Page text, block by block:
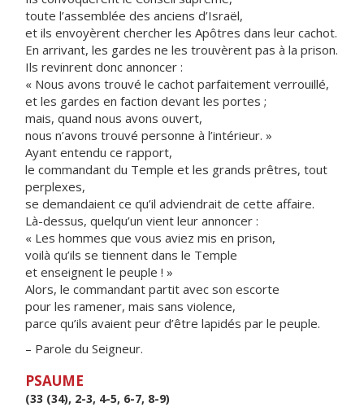
toute l’assemblée des anciens d’Israël,
et ils envoyèrent chercher les Apôtres dans leur cachot.
En arrivant, les gardes ne les trouvèrent pas à la prison.
Ils revinrent donc annoncer :
« Nous avons trouvé le cachot parfaitement verrouillé,
et les gardes en faction devant les portes ;
mais, quand nous avons ouvert,
nous n’avons trouvé personne à l’intérieur. »
Ayant entendu ce rapport,
le commandant du Temple et les grands prêtres, tout
perplexes,
se demandaient ce qu’il adviendrait de cette affaire.
Là-dessus, quelqu’un vient leur annoncer :
« Les hommes que vous aviez mis en prison,
voilà qu’ils se tiennent dans le Temple
et enseignent le peuple ! »
Alors, le commandant partit avec son escorte
pour les ramener, mais sans violence,
parce qu’ils avaient peur d’être lapidés par le peuple.
– Parole du Seigneur.
PSAUME
(33 (34), 2-3, 4-5, 6-7, 8-9)